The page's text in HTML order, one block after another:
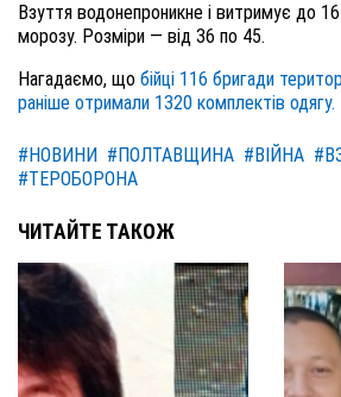
Взуття водонепроникне і витримує до 16
морозу. Розміри — від 36 по 45.
Нагадаємо, що бійці 116 бригади
раніше отримали 1320 комплектів одягу.
#НОВИНИ #ПОЛТАВЩИНА #ВІЙНА
#ТЕРОБОРОНА
ЧИТАЙТЕ ТАКОЖ